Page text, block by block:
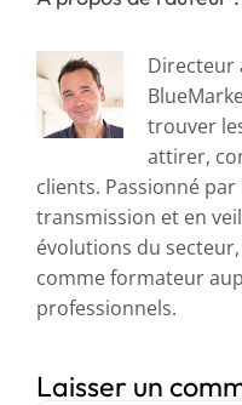
Directeur
trouver
attirer,
clients. Passionné
transmission et en
évolutions du
comme formateur
professionnels.
Laisser un